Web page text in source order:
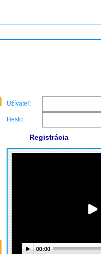
Užívateľ:
Heslo:
Registrácia
00:00